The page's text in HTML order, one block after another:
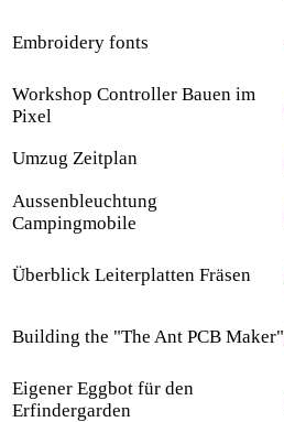
Embroidery fonts
Workshop Controller Bauen im
Pixel
Umzug Zeitplan
Aussenbleuchtung
Campingmobile
Überblick Leiterplatten Fräsen
Building the "The Ant PCB Maker"
Eigener Eggbot für den
Erfindergarden